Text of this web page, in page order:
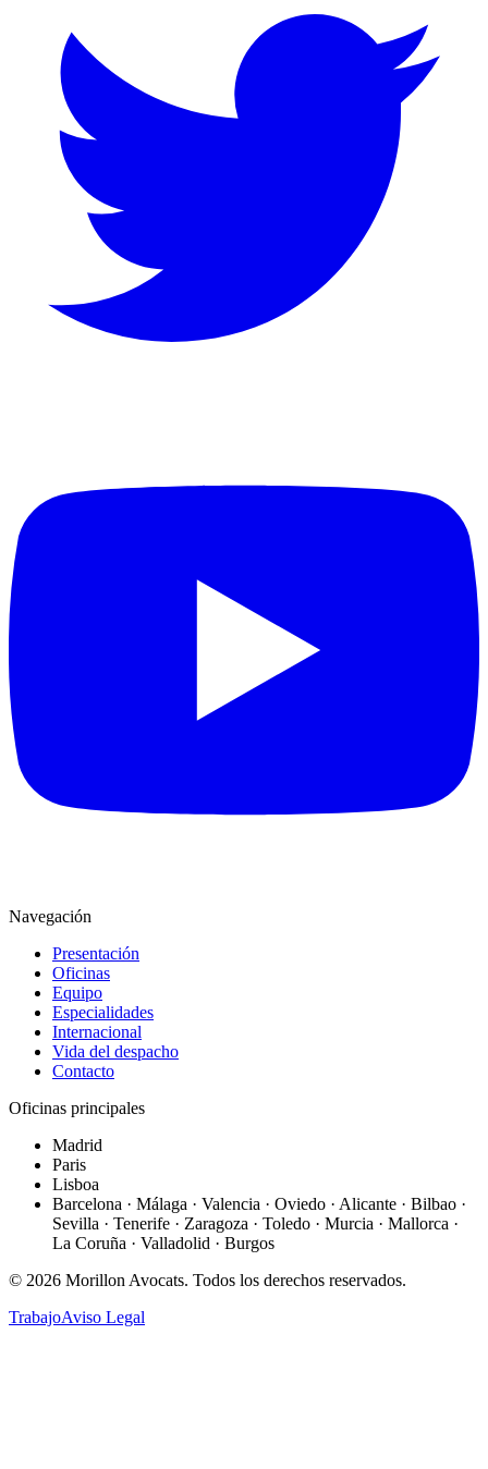
Navegación
Presentación
Oficinas
Equipo
Especialidades
Internacional
Vida del despacho
Contacto
Oficinas principales
Madrid
Paris
Lisboa
Barcelona · Málaga · Valencia · Oviedo · Alicante · Bilbao ·
Sevilla · Tenerife · Zaragoza · Toledo · Murcia · Mallorca ·
La Coruña · Valladolid · Burgos
© 2026 Morillon Avocats. Todos los derechos reservados.
TrabajoAviso Legal